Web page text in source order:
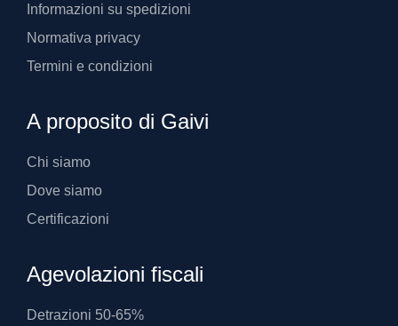
Informazioni su spedizioni
Normativa privacy
Termini e condizioni
A proposito di Gaivi
Chi siamo
Dove siamo
Certificazioni
Agevolazioni fiscali
Detrazioni 50-65%